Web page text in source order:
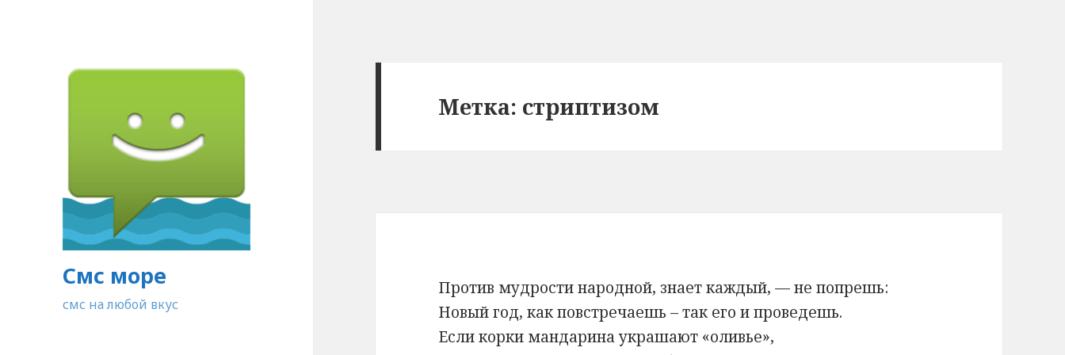
Смс море
смс на любой вкус
Метка: стриптизом
Против мудрости народной, знает каждый, — не попрешь:
Новый год, как повстречаешь – так его и проведешь.
Если корки мандарина украшают «оливье»,